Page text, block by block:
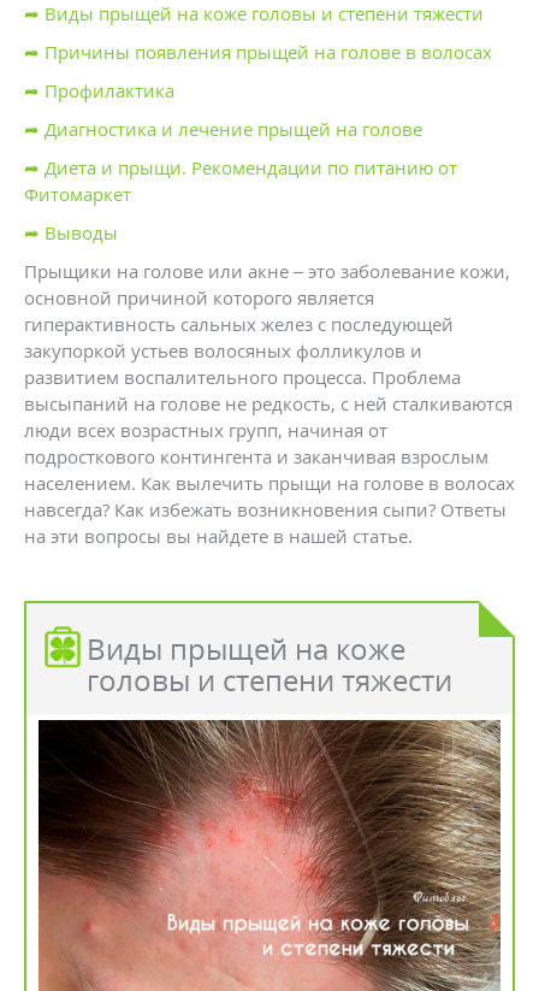
➦ Виды прыщей на коже головы и степени тяжести
➦ Причины появления прыщей на голове в волосах
➦ Профилактика
➦ Диагностика и лечение прыщей на голове
➦ Диета и прыщи. Рекомендации по питанию от
Фитомаркет
➦ Выводы
Прыщики на голове или акне – это заболевание кожи,
основной причиной которого является
гиперактивность сальных желез с последующей
закупоркой устьев волосяных фолликулов и
развитием воспалительного процесса. Проблема
высыпаний на голове не редкость, с ней сталкиваются
люди всех возрастных групп, начиная от
подросткового контингента и заканчивая взрослым
населением. Как вылечить прыщи на голове в волосах
навсегда? Как избежать возникновения сыпи? Ответы
на эти вопросы вы найдете в нашей статье.
Виды прыщей на коже
головы и степени тяжести